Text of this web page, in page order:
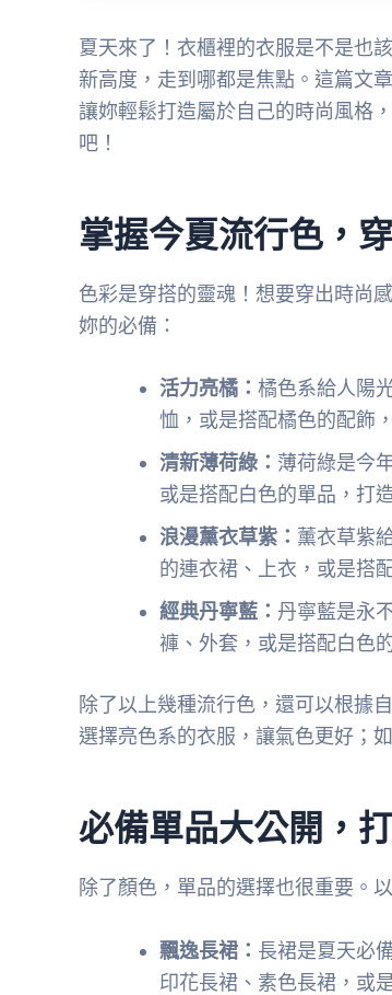
夏天來了！衣櫃裡的衣服是不是也
新高度，走到哪都是焦點。這篇文
讓妳輕鬆打造屬於自己的時尚風格
吧！
掌握今夏流行色，
色彩是穿搭的靈魂！想要穿出時尚
妳的必備：
活力亮橘： 橘色系給人陽
恤，或是搭配橘色的配飾
清新薄荷綠： 薄荷綠是今
或是搭配白色的單品，打
浪漫薰衣草紫： 薰衣草紫
的連衣裙、上衣，或是搭
經典丹寧藍： 丹寧藍是永
褲、外套，或是搭配白色
除了以上幾種流行色，還可以根據
選擇亮色系的衣服，讓氣色更好；
必備單品大公開，
除了顏色，單品的選擇也很重要。
飄逸長裙： 長裙是夏天必
印花長裙、素色長裙，或